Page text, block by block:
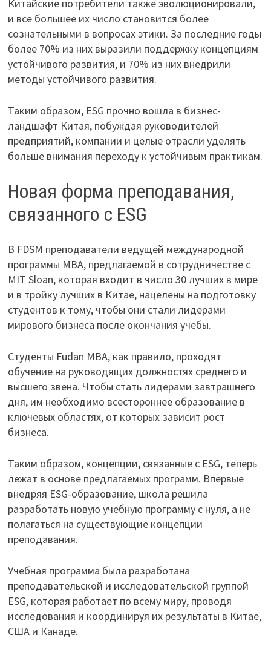
Китайские потребители также эволюционировали,
и все большее их число становится более
сознательными в вопросах этики. За последние годы
более 70% из них выразили поддержку концепциям
устойчивого развития, и 70% из них внедрили
методы устойчивого развития.
Таким образом, ESG прочно вошла в бизнес-
ландшафт Китая, побуждая руководителей
предприятий, компании и целые отрасли уделять
больше внимания переходу к устойчивым практикам.
Новая форма преподавания,
связанного с ESG
В FDSM преподаватели ведущей международной
программы MBA, предлагаемой в сотрудничестве с
MIT Sloan, которая входит в число 30 лучших в мире
и в тройку лучших в Китае, нацелены на подготовку
студентов к тому, чтобы они стали лидерами
мирового бизнеса после окончания учебы.
Студенты Fudan MBA, как правило, проходят
обучение на руководящих должностях среднего и
высшего звена. Чтобы стать лидерами завтрашнего
дня, им необходимо всестороннее образование в
ключевых областях, от которых зависит рост
бизнеса.
Таким образом, концепции, связанные с ESG, теперь
лежат в основе предлагаемых программ. Впервые
внедряя ESG-образование, школа решила
разработать новую учебную программу с нуля, а не
полагаться на существующие концепции
преподавания.
Учебная программа была разработана
преподавательской и исследовательской группой
ESG, которая работает по всему миру, проводя
исследования и координируя их результаты в Китае,
США и Канаде.